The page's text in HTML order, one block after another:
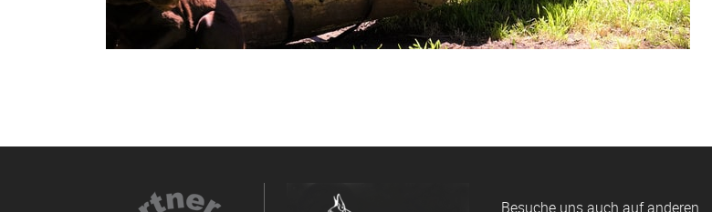
Besuche uns auch auf anderen